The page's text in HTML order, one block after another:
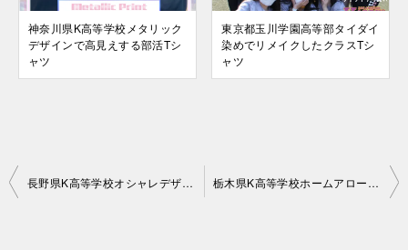
神奈川県K高等学校メタリック
デザインで高見えする部活Tシ
ャツ
東京都玉川学園高等部タイダイ
染めでリメイクしたクラスTシ
ャツ
投
長野県K高等学校オシャレデザイン（クラスTシャツ） 栃木県K高等学校ホームアローンパロディ（クラスポロシャツ）